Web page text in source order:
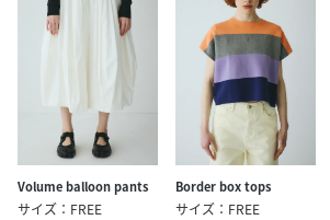
Volume balloon pants
サイズ：FREE
Border box tops
サイズ：FREE